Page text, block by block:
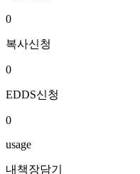
0
복사신청
0
EDDS신청
0
usage
내책장담기